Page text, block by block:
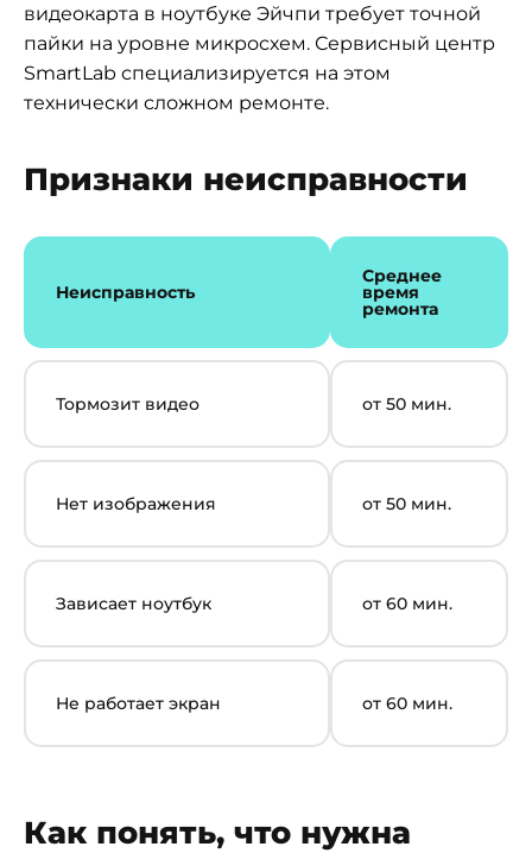
видеокарта в ноутбуке Эйчпи требует точной
пайки на уровне микросхем. Сервисный центр
SmartLab специализируется на этом
технически сложном ремонте.
Признаки неисправности
Неисправность
Среднее
время
ремонта
Тормозит видео от 50 мин.
Нет изображения от 50 мин.
Зависает ноутбук от 60 мин.
Не работает экран от 60 мин.
Как понять, что нужна